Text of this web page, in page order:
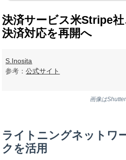
決済サービス米Stripe
決済対応を再開へ
S.Inosita
参考：公式サイト
画像は
ライトニングネットワ
クを活用